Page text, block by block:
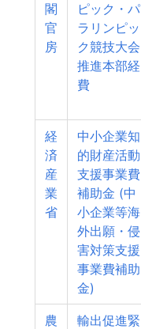
閣
官
房
ピック・パ
ラリンピッ
ク競技大会
推進本部経
費
経
済
産
業
省
中小企業知
的財産活動
支援事業費
補助金 (中
小企業等海
外出願・侵
害対策支援
事業費補助
金)
農
輸出促進緊